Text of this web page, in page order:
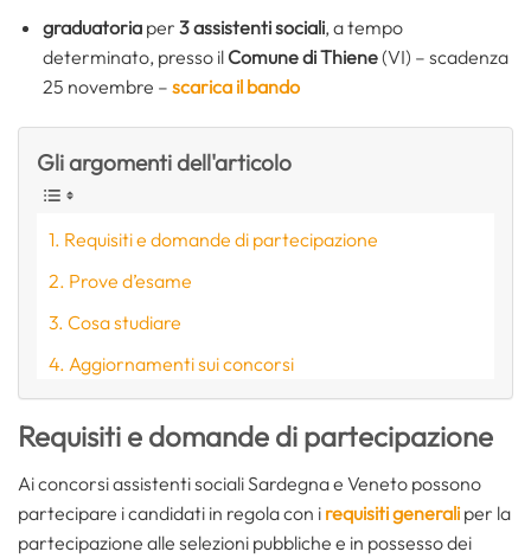
graduatoriaper 3assistenti sociali, a tempo
determinato, presso il Comune di Thiene(VI) – scadenza
25 novembre – scarica il bando
Gli argomenti dell'articolo
Requisiti e domande di partecipazione
Prove d’esame
Cosa studiare
Aggiornamenti sui concorsi
Requisiti e domande di partecipazione
Ai concorsi assistenti sociali Sardegna e Veneto possono
partecipare i candidati in regola con i requisiti generali per la
partecipazione alle selezioni pubbliche e in possesso dei